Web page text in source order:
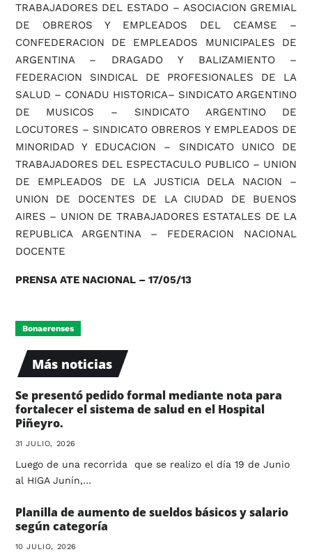
TRABAJADORES DEL ESTADO – ASOCIACION GREMIAL
DE OBREROS Y EMPLEADOS DEL CEAMSE –
CONFEDERACION DE EMPLEADOS MUNICIPALES DE
ARGENTINA – DRAGADO Y BALIZAMIENTO –
FEDERACION SINDICAL DE PROFESIONALES DE LA
SALUD – CONADU HISTORICA– SINDICATO ARGENTINO
DE MUSICOS – SINDICATO ARGENTINO DE
LOCUTORES – SINDICATO OBREROS Y EMPLEADOS DE
MINORIDAD Y EDUCACION – SINDICATO UNICO DE
TRABAJADORES DEL ESPECTACULO PUBLICO – UNION
DE EMPLEADOS DE LA JUSTICIA DELA NACION –
UNION DE DOCENTES DE LA CIUDAD DE BUENOS
AIRES – UNION DE TRABAJADORES ESTATALES DE LA
REPUBLICA ARGENTINA – FEDERACION NACIONAL
DOCENTE
PRENSA ATE NACIONAL – 17/05/13
Bonaerenses
Más noticias
Se presentó pedido formal mediante nota para
fortalecer el sistema de salud en el Hospital
Piñeyro.
31 JULIO, 2026
Luego de una recorrida que se realizo el día 19 de Junio
al HIGA Junín,…
Planilla de aumento de sueldos básicos y salario
según categoría
10 JULIO, 2026